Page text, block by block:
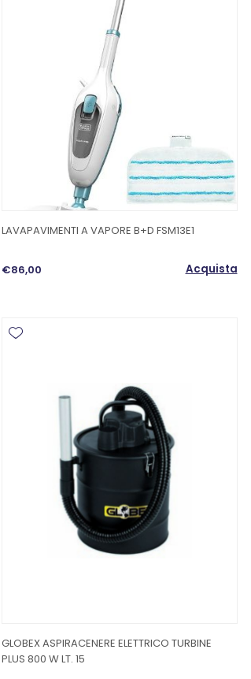
LAVAPAVIMENTI A VAPORE B+D FSM13E1
€86,00 Acquista
GLOBEX ASPIRACENERE ELETTRICO TURBINE
PLUS 800 W LT. 15